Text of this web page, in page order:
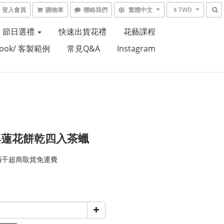
登入會員 購物車 聯絡我們 繁體中文 $ TWD
節日選禮 快速出貨花禮
花藝課程
客製範例
常見Q&A Instagram
花餅乾四入茶蠟
超商取貨免運費